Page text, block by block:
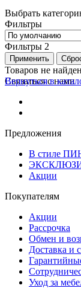
Выбрать
Фильтры
Фильтры 2
Применить
Товаров не
Вернуться в
Связаться с нами
Предложения
В стиле
Акции
Покупателям
Акции
Рассрочка
Обмен и
Доставка и
Уход за